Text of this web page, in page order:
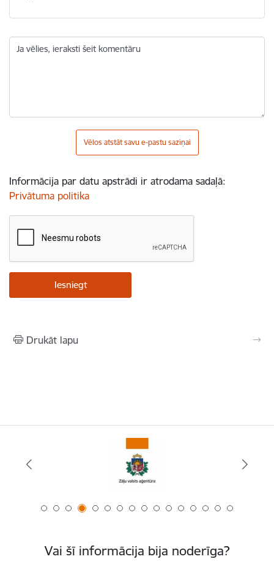
Ja vēlies, ieraksti šeit komentāru
Vēlos atstāt savu e-pastu saziņai
Informācija par datu apstrādi ir atrodama sadaļā:
Privātuma politika
Drukāt lapu
Vai šī informācija bija noderīga?